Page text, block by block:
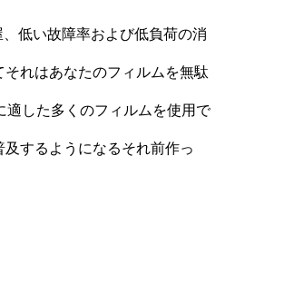
低い故障率および低負荷の消
れはあなたのフィルムを無駄
した多くのフィルムを使用で
するようになるそれ前作っ